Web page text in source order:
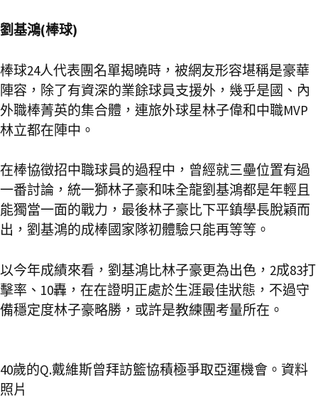
劉基鴻(棒球)
棒球24人代表團名單揭曉時，被網友形容堪稱是豪華
陣容，除了有資深的業餘球員支援外，幾乎是國、內
外職棒菁英的集合體，連旅外球星林子偉和中職MVP
林立都在陣中。
在棒協徵招中職球員的過程中，曾經就三壘位置有過
一番討論，統一獅林子豪和味全龍劉基鴻都是年輕且
能獨當一面的戰力，最後林子豪比下平鎮學長脫穎而
出，劉基鴻的成棒國家隊初體驗只能再等等。
以今年成績來看，劉基鴻比林子豪更為出色，2成83打
擊率、10轟，在在證明正處於生涯最佳狀態，不過守
備穩定度林子豪略勝，或許是教練團考量所在。
40歲的Q.戴維斯曾拜訪籃協積極爭取亞運機會。資料
照片